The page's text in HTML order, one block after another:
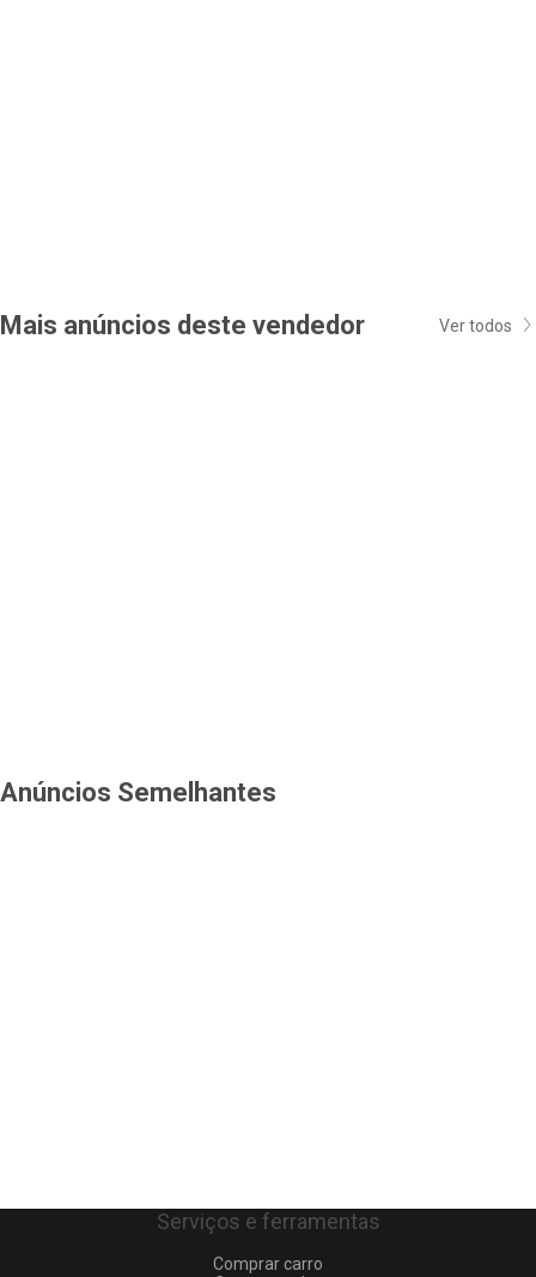
Mais anúncios deste vendedor Ver todos
Anúncios Semelhantes
Serviços e ferramentas
Comprar carro